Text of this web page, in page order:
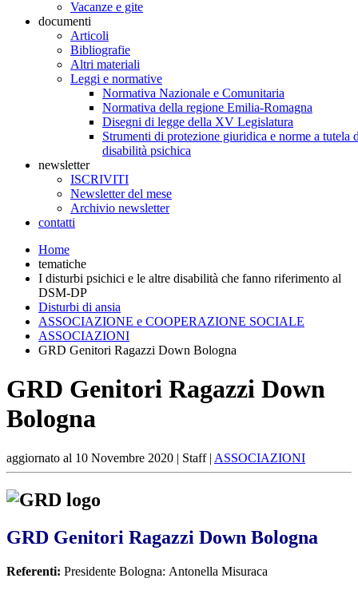
Vacanze e gite
documenti
Articoli
Bibliografie
Altri materiali
Leggi e normative
Normativa Nazionale e Comunitaria
Normativa della regione Emilia-Romagna
Disegni di legge della XV Legislatura
Strumenti di protezione giuridica e norme a tutela
disabilità psichica
newsletter
ISCRIVITI
Newsletter del mese
Archivio newsletter
contatti
Home
tematiche
I disturbi psichici e le altre disabilità che fanno riferimento al
DSM-DP
Disturbi di ansia
ASSOCIAZIONE e COOPERAZIONE SOCIALE
ASSOCIAZIONI
GRD Genitori Ragazzi Down Bologna
GRD Genitori Ragazzi Down
Bologna
aggiornato al 10 Novembre 2020 | Staff | ASSOCIAZIONI
GRD Genitori Ragazzi Down Bologna
Referenti: Presidente Bologna: Antonella Misuraca